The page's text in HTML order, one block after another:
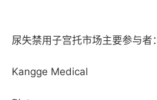
尿失禁用子宫托市场主要参与者：
Kangge Medical